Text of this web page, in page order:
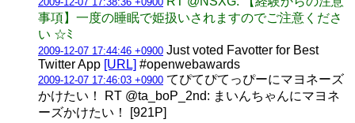
事項】一度の睡眠で姫扱いされますのでご注意くださ
い ☆ﾐ
2009-12-07 17:44:46 +0900 Just voted Favotter for Best
Twitter App [URL] #openwebawards
2009-12-07 17:46:03 +0900 てぴてぴてっぴーにマヨネーズ
かけたい！ RT @ta_boP_2nd: まいんちゃんにマヨネ
ーズかけたい！ [921P]